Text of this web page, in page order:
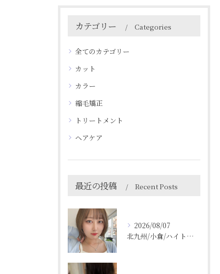
カテゴリー Categories
全てのカテゴリー
カット
カラー
縮毛矯正
トリートメント
ヘアケア
最近の投稿 Recent Posts
2026/08/07
北九州/小倉/ハイトーン/ケアブリーチ/ブリーチカラー